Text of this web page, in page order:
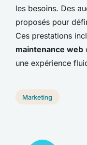
les besoins. Des
proposés pour
Ces prestations
maintenance web
une expérience
Marketing